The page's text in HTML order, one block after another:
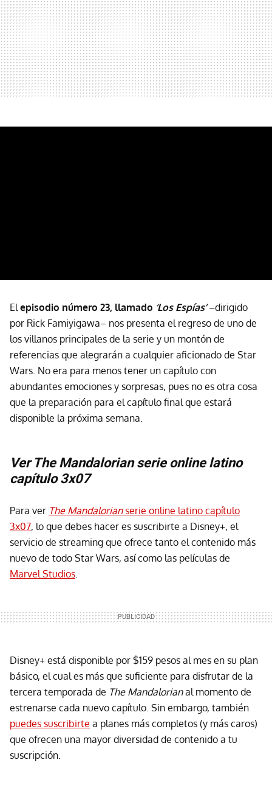
El episodio número 23, llamado ‘Los Espías’ –dirigido
por Rick Famiyigawa– nos presenta el regreso de uno de
los villanos principales de la serie y un montón de
referencias que alegrarán a cualquier aficionado de Star
Wars. No era para menos tener un capítulo con
abundantes emociones y sorpresas, pues no es otra cosa
que la preparación para el capítulo final que estará
disponible la próxima semana.
Ver The Mandalorian serie online latino
capítulo 3x07
Para ver The Mandalorianserie online latino capítulo
3x07, lo que debes hacer es suscribirte a Disney+, el
servicio de streaming que ofrece tanto el contenido más
nuevo de todo Star Wars, así como las películas de
Marvel Studios
Disney+ está disponible por $159 pesos al mes en su plan
básico, el cual es más que suficiente para disfrutar de la
tercera temporada de The Mandalorianal momento de
estrenarse cada nuevo capítulo. Sin embargo, también
puedes suscribirte a planes más completos (y más caros)
que ofrecen una mayor diversidad de contenido a tu
suscripción.